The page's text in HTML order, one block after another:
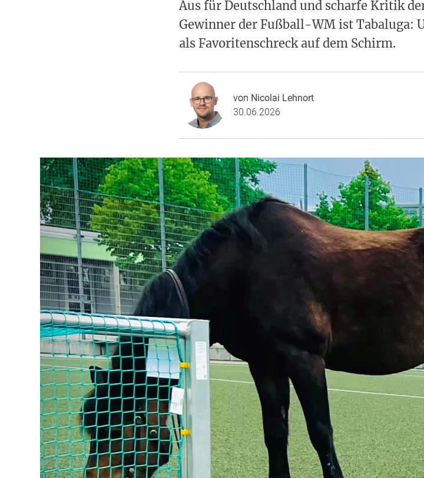
Aus für Deutschland und scharfe Kritik
Gewinner der Fußball-WM ist Tabaluga:
als Favoritenschreck auf dem Schirm.
von Nicolai Lehnort
30.06.2026